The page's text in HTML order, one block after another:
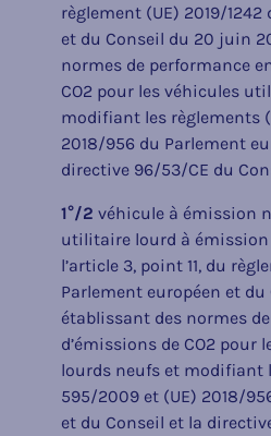
règlement (UE) 2019/
et du Conseil du 20 juin
normes de performance
CO2 pour les véhicules
modifiant les règlements
2018/956 du Parlement
directive 96/53/CE du
1°/2 véhicule à émission
utilitaire lourd à émission
l’article 3, point 11, du
Parlement européen et
établissant des normes
d’émissions de CO2
lourds neufs et modifiant
595/2009 et (UE) 2018/
et du Conseil et la